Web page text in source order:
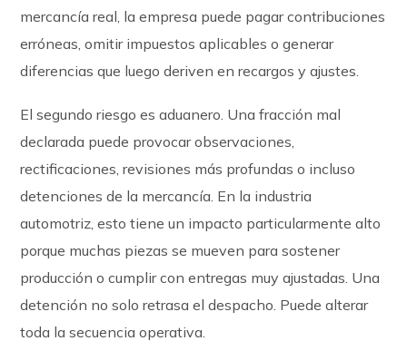
mercancía real, la empresa puede pagar contribuciones
erróneas, omitir impuestos aplicables o generar
diferencias que luego deriven en recargos y ajustes.
El segundo riesgo es aduanero. Una fracción mal
declarada puede provocar observaciones,
rectificaciones, revisiones más profundas o incluso
detenciones de la mercancía. En la industria
automotriz, esto tiene un impacto particularmente alto
porque muchas piezas se mueven para sostener
producción o cumplir con entregas muy ajustadas. Una
detención no solo retrasa el despacho. Puede alterar
toda la secuencia operativa.